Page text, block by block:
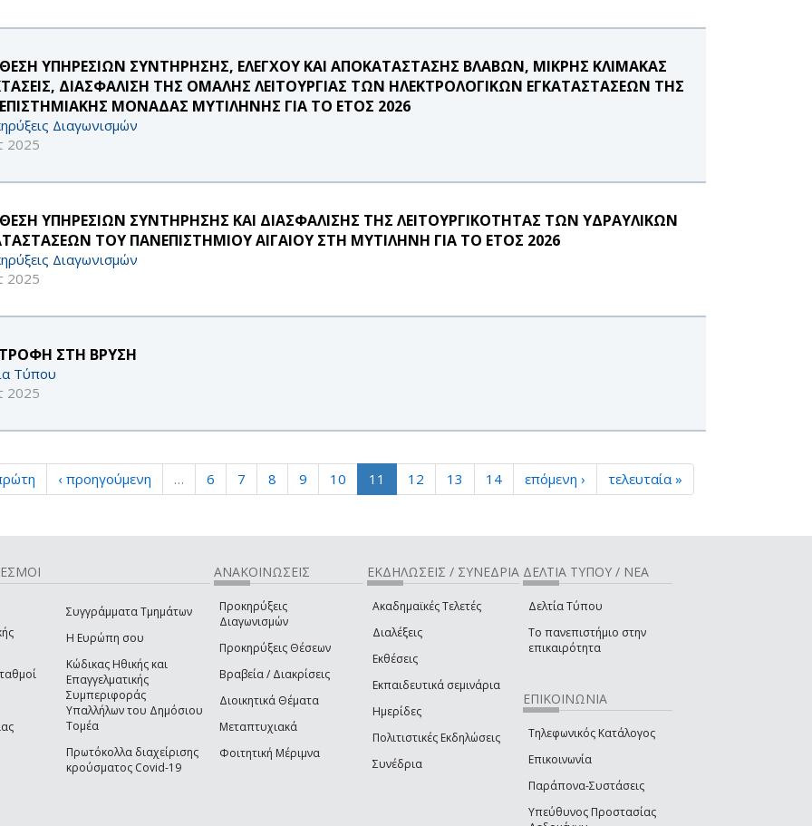
ΥΠΗΡΕΣΙΩΝ ΣΥΝΤΗΡΗΣΗΣ, ΕΛΕΓΧΟΥ ΚΑΙ ΑΠΟΚΑΤΑΣΤΑΣΗΣ ΒΛΑΒΩΝ, ΜΙΚΡΗΣ ΚΛΙΜΑΚΑΣ
ΔΙΑΣΦΑΛΙΣΗ ΤΗΣ ΟΜΑΛΗΣ ΛΕΙΤΟΥΡΓΙΑΣ ΤΩΝ ΗΛΕΚΤΡΟΛΟΓΙΚΩΝ ΕΓΚΑΤΑΣΤΑΣΕΩΝ ΤΗΣ
ΜΟΝΑΔΑΣ ΜΥΤΙΛΗΝΗΣ ΓΙΑ ΤΟ ΕΤΟΣ 2026
Διαγωνισμών
2025
ΥΠΗΡΕΣΙΩΝ ΣΥΝΤΗΡΗΣΗΣ ΚΑΙ ΔΙΑΣΦΑΛΙΣΗΣ ΤΗΣ ΛΕΙΤΟΥΡΓΙΚΟΤΗΤΑΣ ΤΩΝ ΥΔΡΑΥΛΙΚΩΝ
ΤΟΥ ΠΑΝΕΠΙΣΤΗΜΙΟΥ ΑΙΓΑΙΟΥ ΣΤΗ ΜΥΤΙΛΗΝΗ ΓΙΑ ΤΟ ΕΤΟΣ 2026
Διαγωνισμών
2025
ΣΤΗ ΒΡΥΣΗ
Τύπου
2025
‹ προηγούμενη … 6 7 8 9 10 11 12 13 14 επόμενη › τελευταία »
Συγγράμματα Τμημάτων
Η Ευρώπη σου
Κώδικας Ηθικής και
Επαγγελματικής
Συμπεριφοράς
Υπαλλήλων του Δημόσιου
Τομέα
Πρωτόκολλα διαχείρισης
κρούσματος Covid-19
ΑΝΑΚΟΙΝΩΣΕΙΣ
Προκηρύξεις
Διαγωνισμών
Προκηρύξεις Θέσεων
Βραβεία / Διακρίσεις
Διοικητικά Θέματα
Μεταπτυχιακά
Φοιτητική Μέριμνα
ΕΚΔΗΛΩΣΕΙΣ / ΣΥΝΕΔΡΙΑ
Ακαδημαϊκές Τελετές
Διαλέξεις
Εκθέσεις
Εκπαιδευτικά σεμινάρια
Ημερίδες
Πολιτιστικές Εκδηλώσεις
Συνέδρια
ΔΕΛΤΙΑ ΤΥΠΟΥ / ΝΕΑ
Δελτία Τύπου
Το πανεπιστήμιο στην
επικαιρότητα
ΕΠΙΚΟΙΝΩΝΙΑ
Τηλεφωνικός Κατάλογος
Επικοινωνία
Παράπονα-Συστάσεις
Υπεύθυνος Προστασίας